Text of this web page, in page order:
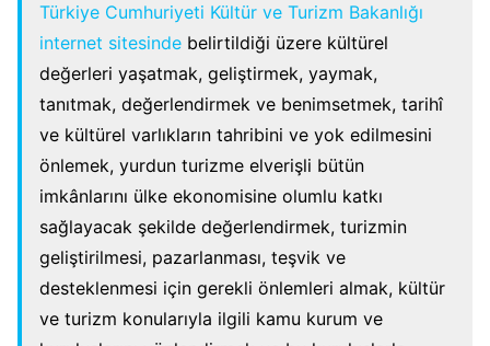
Türkiye Cumhuriyeti Kültür ve Turizm Bakanlığı
internet sitesinde belirtildiği üzere kültürel
değerleri yaşatmak, geliştirmek, yaymak,
tanıtmak, değerlendirmek ve benimsetmek, tarihî
ve kültürel varlıkların tahribini ve yok edilmesini
önlemek, yurdun turizme elverişli bütün
imkânlarını ülke ekonomisine olumlu katkı
sağlayacak şekilde değerlendirmek, turizmin
geliştirilmesi, pazarlanması, teşvik ve
desteklenmesi için gerekli önlemleri almak, kültür
ve turizm konularıyla ilgili kamu kurum ve